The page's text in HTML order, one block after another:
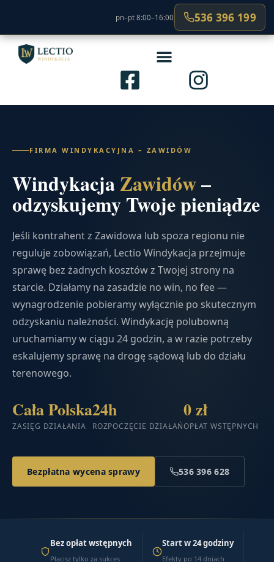
pn–pt 8:00–16:00 536 396 199
FIRMA WINDYKACYJNA – ZAWIDÓW
WindykacjaZawidów–
odzyskujemy Twoje pieniądze
Jeśli kontrahent z Zawidowa lub spoza regionu nie
reguluje zobowiązań, Lectio Windykacja przejmuje
sprawę bez żadnych kosztów z Twojej strony na
starcie. Działamy na zasadzie no win, no fee —
wynagrodzenie pobieramy wyłącznie po skutecznym
odzyskaniu należności. Windykację polubowną
uruchamiamy w ciągu 24 godzin, a w razie potrzeby
eskalujemy sprawę na drogę sądową lub do działu
terenowego.
Cała Polska
ZASIĘG DZIAŁANIA
24h
ROZPOCZĘCIE DZIAŁAŃ
0 zł
OPŁAT WSTĘPNYCH
Bezpłatna wycena sprawy 536 396 628
Bez opłat wstępnych
Płacisz tylko za sukces
Start w 24 godziny
Efekty po 14 dniach